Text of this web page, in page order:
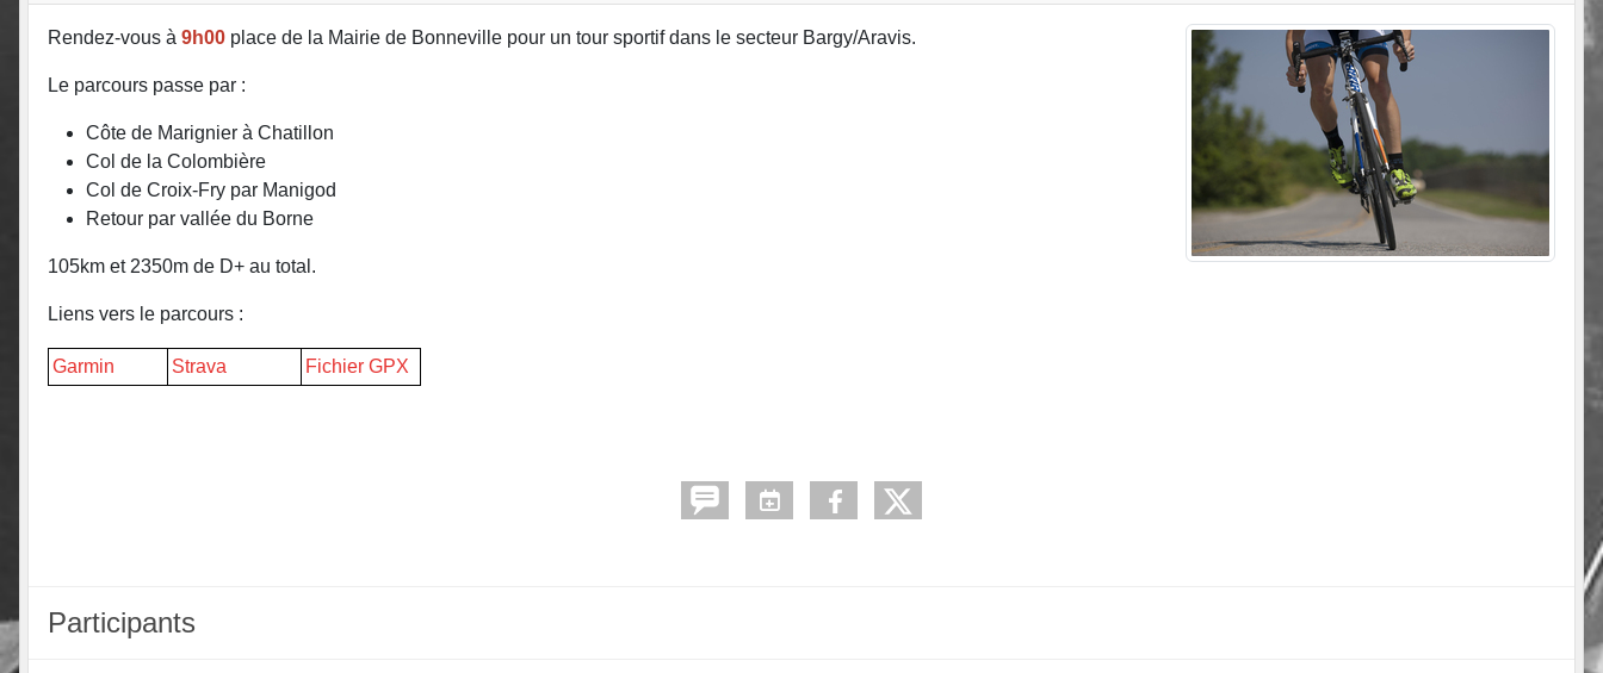
Rendez-vous à 9h00 place de la Mairie de Bonneville pour un tour sportif dans le secteur Bargy/Aravis.
Le parcours passe par :
Côte de Marignier à Chatillon
Col de la Colombière
Col de Croix-Fry par Manigod
Retour par vallée du Borne
105km et 2350m de D+ au total.
Liens vers le parcours :
Garmin Strava Fichier GPX
Participants